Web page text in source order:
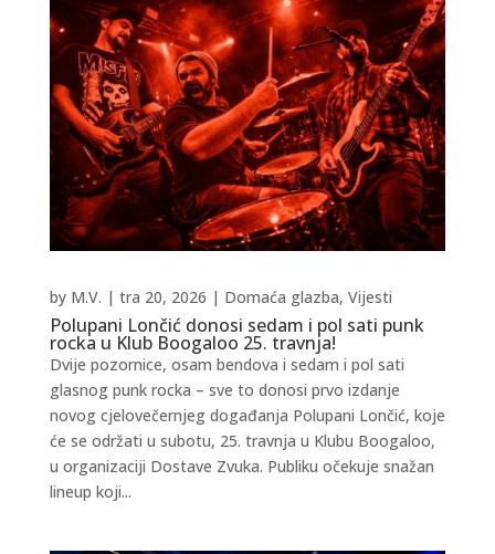
Polupani Lončić donosi sedam i pol sati punk
rocka u Klub Boogaloo 25. travnja!
by M.V. | tra 20, 2026 | Domaća glazba, Vijesti
Dvije pozornice, osam bendova i sedam i pol sati
glasnog punk rocka – sve to donosi prvo izdanje
novog cjelovečernjeg događanja Polupani Lončić, koje
će se održati u subotu, 25. travnja u Klubu Boogaloo,
u organizaciji Dostave Zvuka. Publiku očekuje snažan
lineup koji...